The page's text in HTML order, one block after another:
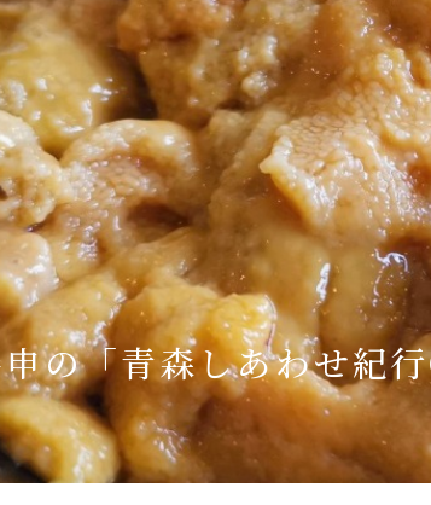
よくある質問
関連リンク集
日本語
繁体中文
한국어
MICE
の「青森しあわせ紀